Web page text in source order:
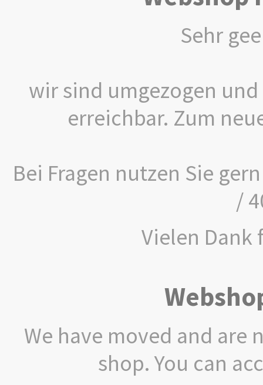
Sehr
wir sind umgezogen
erreichbar. Zum
Bei Fragen nutzen Sie
/
Vielen Dank
We have moved and
shop. You can